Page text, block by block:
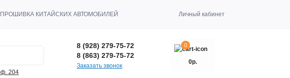
ПРОШИВКА КИТАЙСКИХ АВТОМОБИЛЕЙ Личный кабинет
204
8 (928) 279-75-72
8 (863) 279-75-72
Заказать звонок
0
0р.